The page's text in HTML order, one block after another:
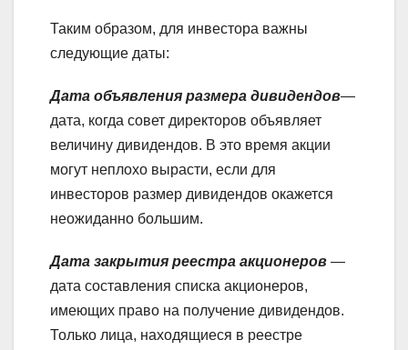
Таким образом, для инвестора важны
следующие даты:
Дата объявления размера дивидендов—
дата, когда совет директоров объявляет
величину дивидендов. В это время акции
могут неплохо вырасти, если для
инвесторов размер дивидендов окажется
неожиданно большим.
Дата закрытия реестра акционеров —
дата составления списка акционеров,
имеющих право на получение дивидендов.
Только лица, находящиеся в реестре